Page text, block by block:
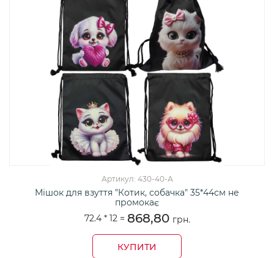
Артикул: 430-40-А
Мішок для взуття "Котик, собачка" 35*44см не
промокає
72.4 * 12= 868,80 грн.
КУПИТИ